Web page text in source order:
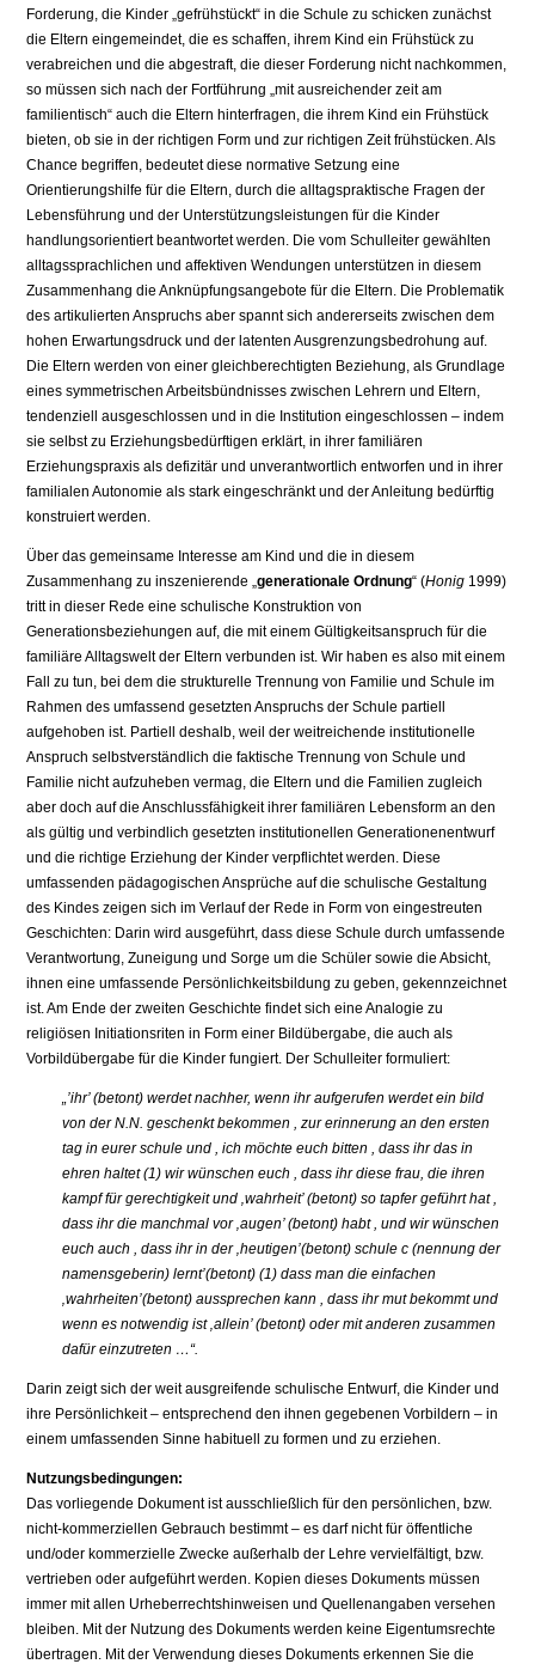
Forderung, die Kinder „gefrühstückt“ in die Schule zu schicken zunächst
die Eltern eingemeindet, die es schaffen, ihrem Kind ein Frühstück zu
verabreichen und die abgestraft, die dieser Forderung nicht nachkommen,
so müssen sich nach der Fortführung „mit ausreichender zeit am
familientisch“ auch die Eltern hinterfragen, die ihrem Kind ein Frühstück
bieten, ob sie in der richtigen Form und zur richtigen Zeit frühstücken. Als
Chance begriffen, bedeutet diese normative Setzung eine
Orientierungshilfe für die Eltern, durch die alltagspraktische Fragen der
Lebensführung und der Unterstützungsleistungen für die Kinder
handlungsorientiert beantwortet werden. Die vom Schulleiter gewählten
alltagssprachlichen und affektiven Wendungen unterstützen in diesem
Zusammenhang die Anknüpfungsangebote für die Eltern. Die Problematik
des artikulierten Anspruchs aber spannt sich andererseits zwischen dem
hohen Erwartungsdruck und der latenten Ausgrenzungsbedrohung auf.
Die Eltern werden von einer gleichberechtigten Beziehung, als Grundlage
eines symmetrischen Arbeitsbündnisses zwischen Lehrern und Eltern,
tendenziell ausgeschlossen und in die Institution eingeschlossen – indem
sie selbst zu Erziehungsbedürftigen erklärt, in ihrer familiären
Erziehungspraxis als defizitär und unverantwortlich entworfen und in ihrer
familialen Autonomie als stark eingeschränkt und der Anleitung bedürftig
konstruiert werden.
Über das gemeinsame Interesse am Kind und die in diesem
Zusammenhang zu inszenierende „generationale Ordnung“ (Honig 1999)
tritt in dieser Rede eine schulische Konstruktion von
Generationsbeziehungen auf, die mit einem Gültigkeitsanspruch für die
familiäre Alltagswelt der Eltern verbunden ist. Wir haben es also mit einem
Fall zu tun, bei dem die strukturelle Trennung von Familie und Schule im
Rahmen des umfassend gesetzten Anspruchs der Schule partiell
aufgehoben ist. Partiell deshalb, weil der weitreichende institutionelle
Anspruch selbstverständlich die faktische Trennung von Schule und
Familie nicht aufzuheben vermag, die Eltern und die Familien zugleich
aber doch auf die Anschlussfähigkeit ihrer familiären Lebensform an den
als gültig und verbindlich gesetzten institutionellen Generationenentwurf
und die richtige Erziehung der Kinder verpflichtet werden. Diese
umfassenden pädagogischen Ansprüche auf die schulische Gestaltung
des Kindes zeigen sich im Verlauf der Rede in Form von eingestreuten
Geschichten: Darin wird ausgeführt, dass diese Schule durch umfassende
Verantwortung, Zuneigung und Sorge um die Schüler sowie die Absicht,
ihnen eine umfassende Persönlichkeitsbildung zu geben, gekennzeichnet
ist. Am Ende der zweiten Geschichte findet sich eine Analogie zu
religiösen Initiationsriten in Form einer Bildübergabe, die auch als
Vorbildübergabe für die Kinder fungiert. Der Schulleiter formuliert:
„’ihr’ (betont) werdet nachher, wenn ihr aufgerufen werdet ein bild
von der N.N. geschenkt bekommen , zur erinnerung an den ersten
tag in eurer schule und , ich möchte euch bitten , dass ihr das in
ehren haltet (1) wir wünschen euch , dass ihr diese frau, die ihren
kampf für gerechtigkeit und ‚wahrheit’ (betont) so tapfer geführt hat ,
dass ihr die manchmal vor ‚augen’ (betont) habt , und wir wünschen
euch auch , dass ihr in der ‚heutigen’(betont) schule c (nennung der
namensgeberin) lernt’(betont) (1) dass man die einfachen
‚wahrheiten’(betont) aussprechen kann , dass ihr mut bekommt und
wenn es notwendig ist ‚allein’ (betont) oder mit anderen zusammen
dafür einzutreten …“.
Darin zeigt sich der weit ausgreifende schulische Entwurf, die Kinder und
ihre Persönlichkeit – entsprechend den ihnen gegebenen Vorbildern – in
einem umfassenden Sinne habituell zu formen und zu erziehen.
Nutzungsbedingungen:
Das vorliegende Dokument ist ausschließlich für den persönlichen, bzw.
nicht-kommerziellen Gebrauch bestimmt – es darf nicht für öffentliche
und/oder kommerzielle Zwecke außerhalb der Lehre vervielfältigt, bzw.
vertrieben oder aufgeführt werden. Kopien dieses Dokuments müssen
immer mit allen Urheberrechtshinweisen und Quellenangaben versehen
bleiben. Mit der Nutzung des Dokuments werden keine Eigentumsrechte
übertragen. Mit der Verwendung dieses Dokuments erkennen Sie die